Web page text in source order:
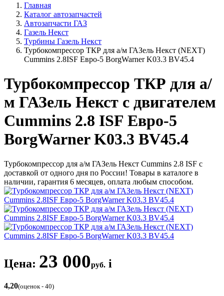
Главная
Каталог автозапчастей
Автозапчасти ГАЗ
Газель Некст
Турбины Газель Некст
Турбокомпрессор ТКР для а/м ГАЗель Некст (NEXT)
Cummins 2.8ISF Евро-5 BorgWarner K03.3 BV45.4
Турбокомпрессор ТКР для а/
м ГАЗель Некст с двигателем
Cummins 2.8 ISF Евро-5
BorgWarner K03.3 BV45.4
Турбокомпрессор для а/м ГАЗель Некст Cummins 2.8 ISF с
доставкой от одного дня по России! Товары в каталоге в
наличии, гарантия 6 месяцев, оплата любым способом.
Цена: 23 000руб. i
4,20(оценок - 40)